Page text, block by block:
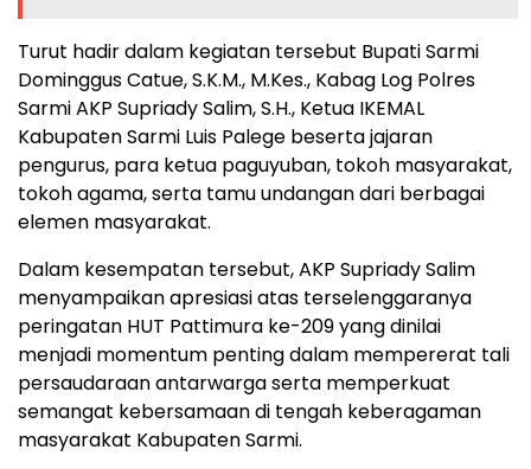
Turut hadir dalam kegiatan tersebut Bupati Sarmi
Dominggus Catue, S.K.M., M.Kes., Kabag Log Polres
Sarmi AKP Supriady Salim, S.H., Ketua IKEMAL
Kabupaten Sarmi Luis Palege beserta jajaran
pengurus, para ketua paguyuban, tokoh masyarakat,
tokoh agama, serta tamu undangan dari berbagai
elemen masyarakat.
Dalam kesempatan tersebut, AKP Supriady Salim
menyampaikan apresiasi atas terselenggaranya
peringatan HUT Pattimura ke-209 yang dinilai
menjadi momentum penting dalam mempererat tali
persaudaraan antarwarga serta memperkuat
semangat kebersamaan di tengah keberagaman
masyarakat Kabupaten Sarmi.